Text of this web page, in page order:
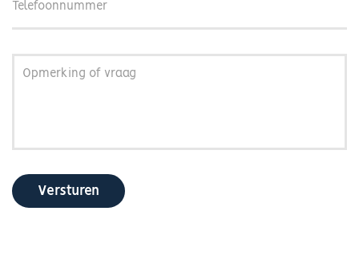
Opmerking
of
Versturen